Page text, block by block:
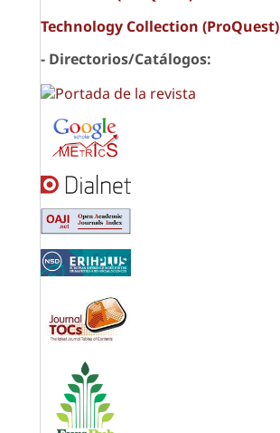
Technology Collection (ProQuest)
- Directorios/Catálogos: